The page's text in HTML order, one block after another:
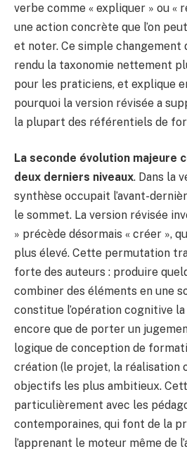
verbe comme « expliquer » ou «
une action concrète que l’on
et noter. Ce simple changement
rendu la taxonomie nettement
pour les praticiens, et explique
pourquoi la version révisée a
la plupart des référentiels de
La seconde évolution majeure
deux derniers niveaux. Dans la
synthèse occupait l’avant-
le sommet. La version révisée
» précède désormais « créer »,
plus élevé. Cette permutation
forte des auteurs : produire
combiner des éléments en une
constitue l’opération cognitive
encore que de porter un
logique de conception de
création (le projet, la réalisation
objectifs les plus ambitieux.
particulièrement avec les
contemporaines, qui font de la
l’apprenant le moteur même de